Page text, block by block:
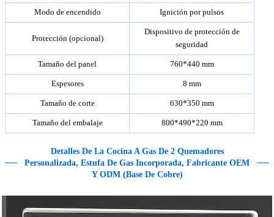
Modo de encendido Ignición por pulsos
Protección (opcional)
Dispositivo de protección de
seguridad
Tamaño del panel 760*440 mm
Espesores 8 mm
Tamaño de corte 630*350 mm
Tamaño del embalaje 800*490*220 mm
DetallesDe La Cocina A Gas De 2 Quemadores
Personalizada, Estufa De Gas Incorporada, Fabricante OEM
Y ODM (base De Cobre)